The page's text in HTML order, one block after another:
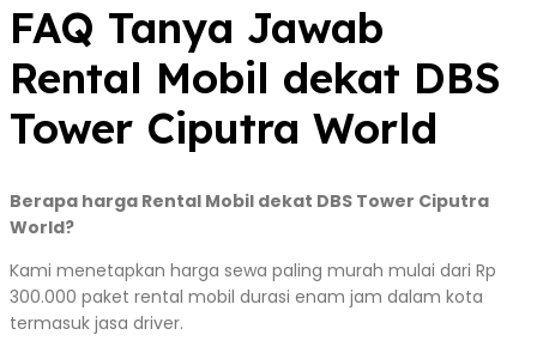
FAQ Tanya Jawab
Rental Mobil dekat DBS
Tower Ciputra World
Berapa harga Rental Mobil dekat DBS Tower Ciputra
World?
Kami menetapkan harga sewa paling murah mulai dari Rp
300.000 paket rental mobil durasi enam jam dalam kota
termasuk jasa driver.